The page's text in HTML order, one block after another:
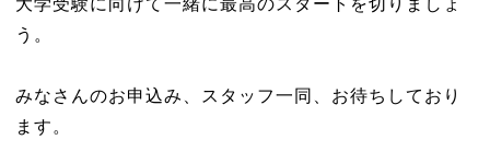
大学受験に向けて一緒に最高のスタートを切りましょ
う。
みなさんのお申込み、スタッフ一同、お待ちしており
ます。